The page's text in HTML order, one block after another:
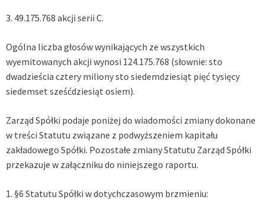
3. 49.175.768 akcji serii C.
Ogólna liczba głosów wynikających ze wszystkich
wyemitowanych akcji wynosi 124.175.768 (słownie: sto
dwadzieścia cztery miliony sto siedemdziesiąt pięć tysięcy
siedemset sześćdziesiąt osiem).
Zarząd Spółki podaje poniżej do wiadomości zmiany dokonane
w treści Statutu związane z podwyższeniem kapitału
zakładowego Spółki. Pozostałe zmiany Statutu Zarząd Spółki
przekazuje w załączniku do niniejszego raportu.
1. §6 Statutu Spółki w dotychczasowym brzmieniu: